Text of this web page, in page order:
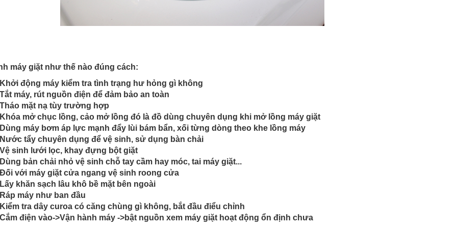
máy giặt như thế nào đúng cách:
Khởi động máy kiểm tra tình trạng hư hỏng gì không
Tắt máy, rút nguồn điện để đảm bảo an toàn
Tháo mặt nạ tùy trường hợp
Khóa mở chục lồng, cảo mở lồng đó là đồ dùng chuyên dụng khi mở lồng máy giặt
Dùng máy bơm áp lực mạnh đẩy lùi bám bẩn, xối từng dòng theo khe lồng máy
Nước tẩy chuyên dụng để vệ sinh, sử dụng bàn chải
Vệ sinh lưới lọc, khay đựng bột giặt
Dùng bản chải nhỏ vệ sinh chỗ tay cầm hay móc, tai máy giặt...
Đối với máy giặt cửa ngang vệ sinh roong cửa
Lấy khăn sạch lâu khô bề mặt bên ngoài
Ráp máy như ban đầu
Kiểm tra dây curoa có căng chùng gì không, bắt đầu điểu chỉnh
Cắm điện vào->Vận hành máy ->bật nguồn xem máy giặt hoạt động ổn định chưa